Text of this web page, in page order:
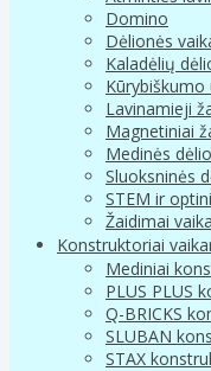
Domino
Dėlionės
Kaladėlių
Kūrybiškumo
Lavinamieji
Magnetiniai
Medinės
Sluoksninės
STEM ir
Žaidimai
Konstruktoriai
Mediniai
PLUS PLUS
Q-BRICKS
SLUBAN
STAX